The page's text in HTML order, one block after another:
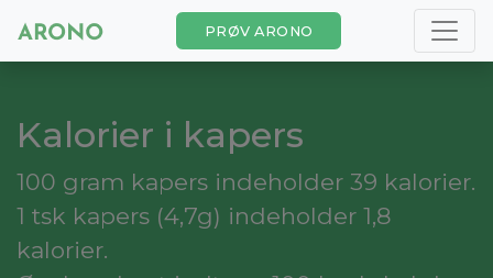
PRØV ARONO
Kalorier i kapers
100 gram kapers indeholder 39 kalorier.
1 tsk kapers (4,7g) indeholder 1,8
kalorier.